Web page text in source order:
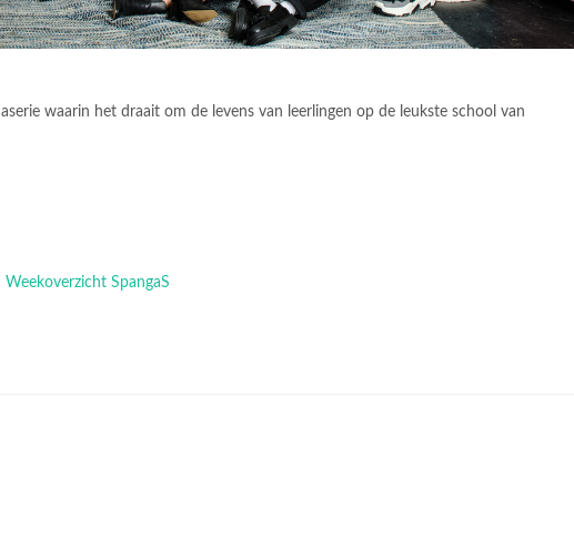
waarin het draait om de levens van leerlingen op de leukste school van
SpangaS